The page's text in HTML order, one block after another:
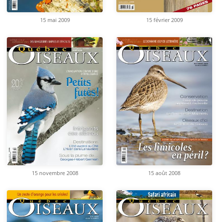
15 mai 2009 15 février 2009
15 novembre 2008 15 août 2008